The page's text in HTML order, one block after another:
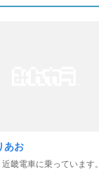
あお
畿電車に乗っています。